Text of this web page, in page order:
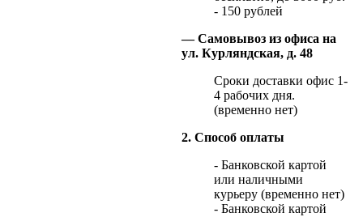
- 150 рублей
— Самовывоз из офиса на
ул. Курляндская, д. 48
Сроки доставки офис 1-
4 рабочих дня.
(временно нет)
2. Способ оплаты
- Банковской картой
или наличными
курьеру (временно нет)
- Банковской картой